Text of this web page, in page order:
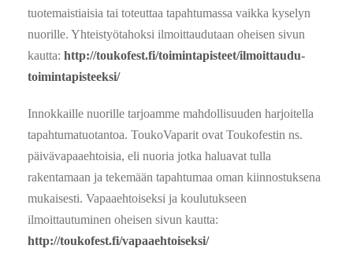
tuotemaistiaisia tai toteuttaa tapahtumassa vaikka kyselyn
nuorille. Yhteistyötahoksi ilmoittaudutaan oheisen sivun
kautta: http://toukofest.fi/toimintapisteet/ilmoittaudu-
toimintapisteeksi/
Innokkaille nuorille tarjoamme mahdollisuuden harjoitella
tapahtumatuotantoa. ToukoVaparit ovat Toukofestin ns.
päivävapaaehtoisia, eli nuoria jotka haluavat tulla
rakentamaan ja tekemään tapahtumaa oman kiinnostuksena
mukaisesti. Vapaaehtoiseksi ja koulutukseen
ilmoittautuminen oheisen sivun kautta:
http://toukofest.fi/vapaaehtoiseksi/